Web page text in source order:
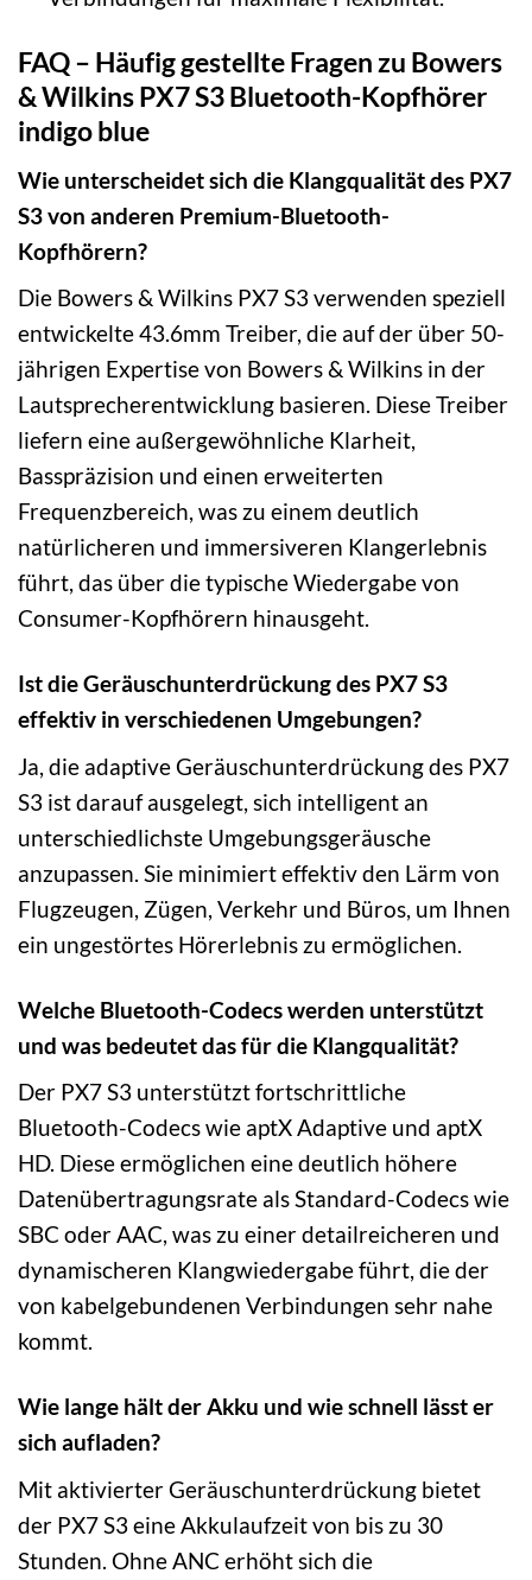
FAQ – Häufig gestellte Fragen zu Bowers
& Wilkins PX7 S3 Bluetooth-Kopfhörer
indigo blue
Wie unterscheidet sich die Klangqualität des PX7
S3 von anderen Premium-Bluetooth-
Kopfhörern?
Die Bowers & Wilkins PX7 S3 verwenden speziell
entwickelte 43.6mm Treiber, die auf der über 50-
jährigen Expertise von Bowers & Wilkins in der
Lautsprecherentwicklung basieren. Diese Treiber
liefern eine außergewöhnliche Klarheit,
Basspräzision und einen erweiterten
Frequenzbereich, was zu einem deutlich
natürlicheren und immersiveren Klangerlebnis
führt, das über die typische Wiedergabe von
Consumer-Kopfhörern hinausgeht.
Ist die Geräuschunterdrückung des PX7 S3
effektiv in verschiedenen Umgebungen?
Ja, die adaptive Geräuschunterdrückung des PX7
S3 ist darauf ausgelegt, sich intelligent an
unterschiedlichste Umgebungsgeräusche
anzupassen. Sie minimiert effektiv den Lärm von
Flugzeugen, Zügen, Verkehr und Büros, um Ihnen
ein ungestörtes Hörerlebnis zu ermöglichen.
Welche Bluetooth-Codecs werden unterstützt
und was bedeutet das für die Klangqualität?
Der PX7 S3 unterstützt fortschrittliche
Bluetooth-Codecs wie aptX Adaptive und aptX
HD. Diese ermöglichen eine deutlich höhere
Datenübertragungsrate als Standard-Codecs wie
SBC oder AAC, was zu einer detailreicheren und
dynamischeren Klangwiedergabe führt, die der
von kabelgebundenen Verbindungen sehr nahe
kommt.
Wie lange hält der Akku und wie schnell lässt er
sich aufladen?
Mit aktivierter Geräuschunterdrückung bietet
der PX7 S3 eine Akkulaufzeit von bis zu 30
Stunden. Ohne ANC erhöht sich die